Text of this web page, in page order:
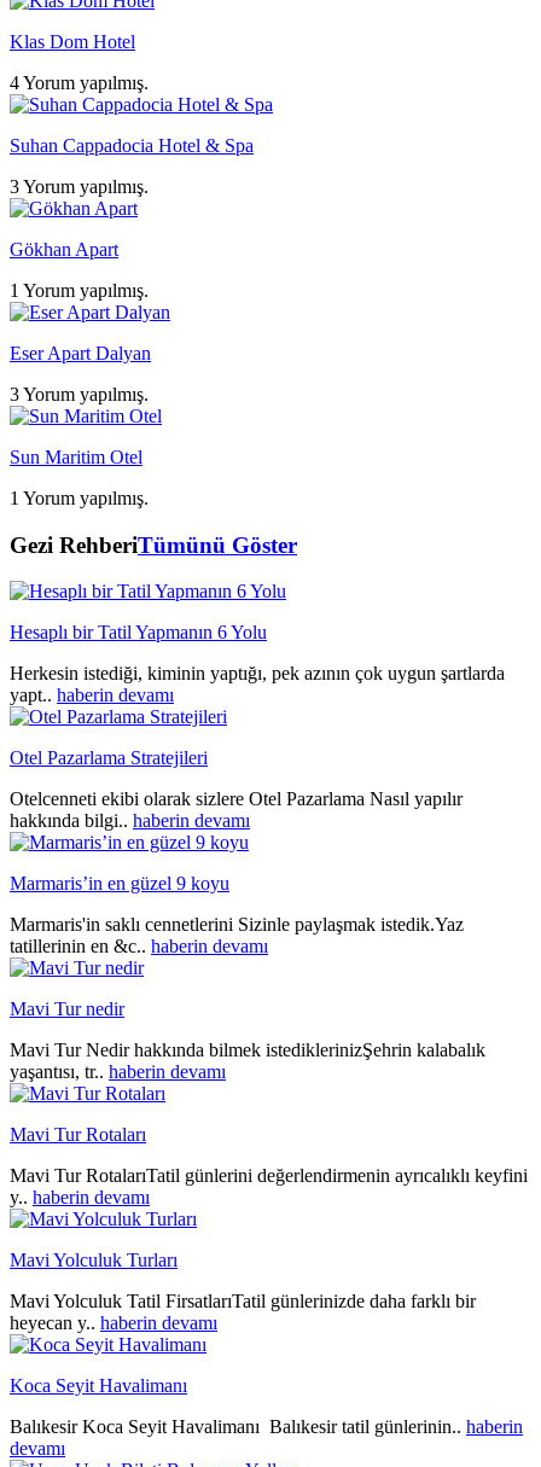
Klas Dom Hotel
4 Yorum yapılmış.
Suhan Cappadocia Hotel & Spa
3 Yorum yapılmış.
Gökhan Apart
1 Yorum yapılmış.
Eser Apart Dalyan
3 Yorum yapılmış.
Sun Maritim Otel
1 Yorum yapılmış.
Gezi RehberiTümünü Göster
Hesaplı bir Tatil Yapmanın 6 Yolu
Herkesin istediği, kiminin yaptığı, pek azının çok uygun şartlarda
yapt.. haberin devamı
Otel Pazarlama Stratejileri
Otelcenneti ekibi olarak sizlere Otel Pazarlama Nasıl yapılır
hakkında bilgi.. haberin devamı
Marmaris’in en güzel 9 koyu
Marmaris'in saklı cennetlerini Sizinle paylaşmak istedik.Yaz
tatillerinin en &c.. haberin devamı
Mavi Tur nedir
Mavi Tur Nedir hakkında bilmek istediklerinizŞehrin kalabalık
yaşantısı, tr.. haberin devamı
Mavi Tur Rotaları
Mavi Tur RotalarıTatil günlerini değerlendirmenin ayrıcalıklı keyfini
y.. haberin devamı
Mavi Yolculuk Turları
Mavi Yolculuk Tatil FirsatlarıTatil günlerinizde daha farklı bir
heyecan y.. haberin devamı
Koca Seyit Havalimanı
Balıkesir Koca Seyit Havalimanı Balıkesir tatil günlerinin.. haberin
devamı